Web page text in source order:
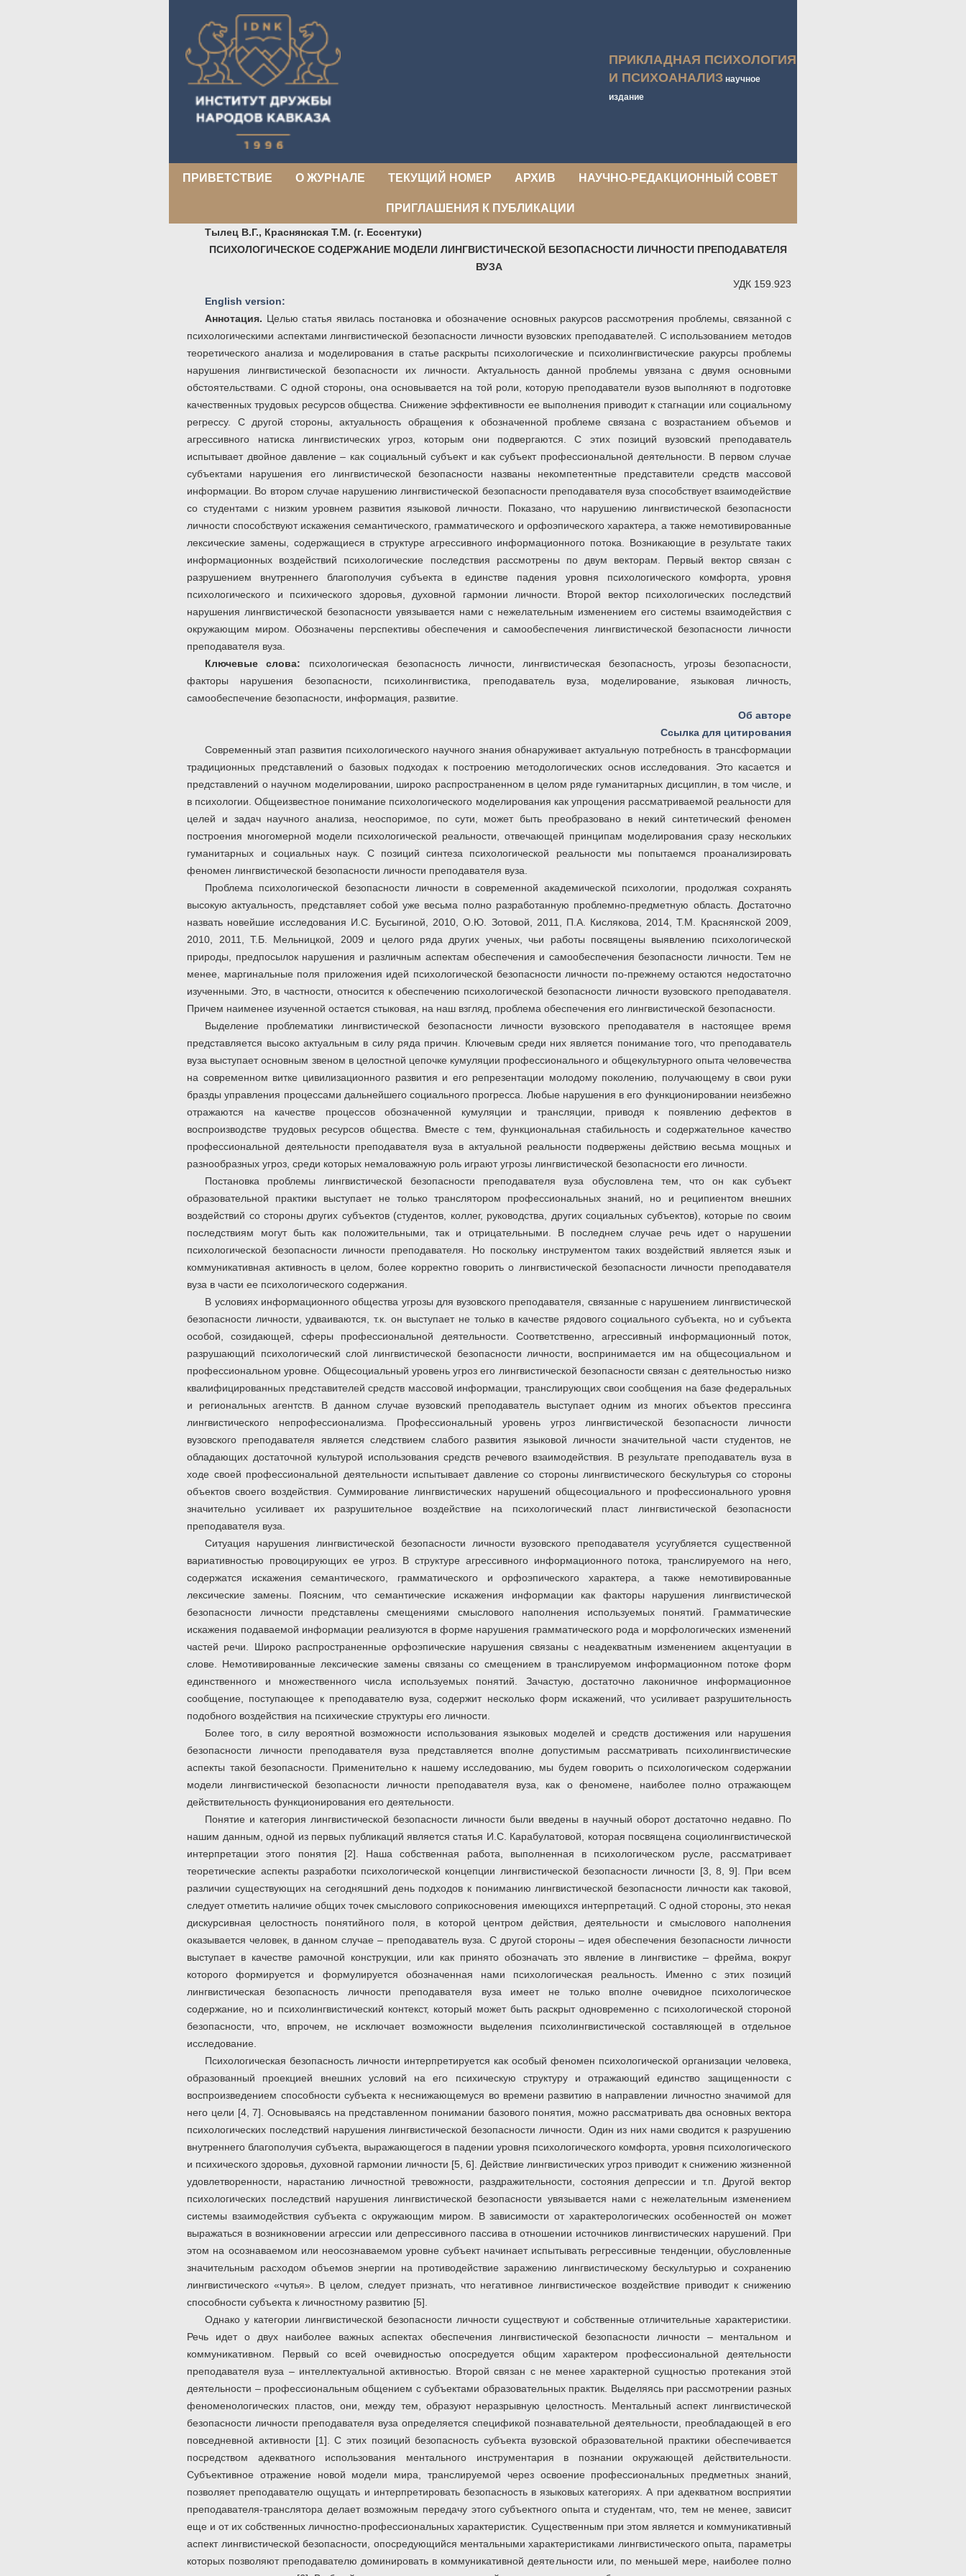
ПРИКЛАДНАЯ ПСИХОЛОГИЯ
И ПСИХОАНАЛИЗ научное
издание
ПРИВЕТСТВИЕ О ЖУРНАЛЕ ТЕКУЩИЙ НОМЕР АРХИВ НАУЧНО-РЕДАКЦИОННЫЙ СОВЕТ
ПРИГЛАШЕНИЯ К ПУБЛИКАЦИИ
Тылец В.Г., Краснянская Т.М. (г. Ессентуки)
ПСИХОЛОГИЧЕСКОЕ СОДЕРЖАНИЕ МОДЕЛИ ЛИНГВИСТИЧЕСКОЙ БЕЗОПАСНОСТИ ЛИЧНОСТИ ПРЕПОДАВАТЕЛЯ
ВУЗА
УДК 159.923
English version:
Аннотация. Целью статья явилась постановка и обозначение основных ракурсов рассмотрения проблемы, связанной с
психологическими аспектами лингвистической безопасности личности вузовских преподавателей. С использованием методов
теоретического анализа и моделирования в статье раскрыты психологические и психолингвистические ракурсы проблемы
нарушения лингвистической безопасности их личности. Актуальность данной проблемы увязана с двумя основными
обстоятельствами. С одной стороны, она основывается на той роли, которую преподаватели вузов выполняют в подготовке
качественных трудовых ресурсов общества. Снижение эффективности ее выполнения приводит к стагнации или социальному
регрессу. С другой стороны, актуальность обращения к обозначенной проблеме связана с возрастанием объемов и
агрессивного натиска лингвистических угроз, которым они подвергаются. С этих позиций вузовский преподаватель
испытывает двойное давление – как социальный субъект и как субъект профессиональной деятельности. В первом случае
субъектами нарушения его лингвистической безопасности названы некомпетентные представители средств массовой
информации. Во втором случае нарушению лингвистической безопасности преподавателя вуза способствует взаимодействие
со студентами с низким уровнем развития языковой личности. Показано, что нарушению лингвистической безопасности
личности способствуют искажения семантического, грамматического и орфоэпического характера, а также немотивированные
лексические замены, содержащиеся в структуре агрессивного информационного потока. Возникающие в результате таких
информационных воздействий психологические последствия рассмотрены по двум векторам. Первый вектор связан с
разрушением внутреннего благополучия субъекта в единстве падения уровня психологического комфорта, уровня
психологического и психического здоровья, духовной гармонии личности. Второй вектор психологических последствий
нарушения лингвистической безопасности увязывается нами с нежелательным изменением его системы взаимодействия с
окружающим миром. Обозначены перспективы обеспечения и самообеспечения лингвистической безопасности личности
преподавателя вуза.
Ключевые слова: психологическая безопасность личности, лингвистическая безопасность, угрозы безопасности,
факторы нарушения безопасности, психолингвистика, преподаватель вуза, моделирование, языковая личность,
самообеспечение безопасности, информация, развитие.
Об авторе
Ссылка для цитирования
Современный этап развития психологического научного знания обнаруживает актуальную потребность в трансформации
традиционных представлений о базовых подходах к построению методологических основ исследования. Это касается и
представлений о научном моделировании, широко распространенном в целом ряде гуманитарных дисциплин, в том числе, и
в психологии. Общеизвестное понимание психологического моделирования как упрощения рассматриваемой реальности для
целей и задач научного анализа, неоспоримое, по сути, может быть преобразовано в некий синтетический феномен
построения многомерной модели психологической реальности, отвечающей принципам моделирования сразу нескольких
гуманитарных и социальных наук. С позиций синтеза психологической реальности мы попытаемся проанализировать
феномен лингвистической безопасности личности преподавателя вуза.
Проблема психологической безопасности личности в современной академической психологии, продолжая сохранять
высокую актуальность, представляет собой уже весьма полно разработанную проблемно-предметную область. Достаточно
назвать новейшие исследования И.С. Бусыгиной, 2010, О.Ю. Зотовой, 2011, П.А. Кислякова, 2014, Т.М. Краснянской 2009,
2010, 2011, Т.Б. Мельницкой, 2009 и целого ряда других ученых, чьи работы посвящены выявлению психологической
природы, предпосылок нарушения и различным аспектам обеспечения и самообеспечения безопасности личности. Тем не
менее, маргинальные поля приложения идей психологической безопасности личности по-прежнему остаются недостаточно
изученными. Это, в частности, относится к обеспечению психологической безопасности личности вузовского преподавателя.
Причем наименее изученной остается стыковая, на наш взгляд, проблема обеспечения его лингвистической безопасности.
Выделение проблематики лингвистической безопасности личности вузовского преподавателя в настоящее время
представляется высоко актуальным в силу ряда причин. Ключевым среди них является понимание того, что преподаватель
вуза выступает основным звеном в целостной цепочке кумуляции профессионального и общекультурного опыта человечества
на современном витке цивилизационного развития и его репрезентации молодому поколению, получающему в свои руки
бразды управления процессами дальнейшего социального прогресса. Любые нарушения в его функционировании неизбежно
отражаются на качестве процессов обозначенной кумуляции и трансляции, приводя к появлению дефектов в
воспроизводстве трудовых ресурсов общества. Вместе с тем, функциональная стабильность и содержательное качество
профессиональной деятельности преподавателя вуза в актуальной реальности подвержены действию весьма мощных и
разнообразных угроз, среди которых немаловажную роль играют угрозы лингвистической безопасности его личности.
Постановка проблемы лингвистической безопасности преподавателя вуза обусловлена тем, что он как субъект
образовательной практики выступает не только транслятором профессиональных знаний, но и реципиентом внешних
воздействий со стороны других субъектов (студентов, коллег, руководства, других социальных субъектов), которые по своим
последствиям могут быть как положительными, так и отрицательными. В последнем случае речь идет о нарушении
психологической безопасности личности преподавателя. Но поскольку инструментом таких воздействий является язык и
коммуникативная активность в целом, более корректно говорить о лингвистической безопасности личности преподавателя
вуза в части ее психологического содержания.
В условиях информационного общества угрозы для вузовского преподавателя, связанные с нарушением лингвистической
безопасности личности, удваиваются, т.к. он выступает не только в качестве рядового социального субъекта, но и субъекта
особой, созидающей, сферы профессиональной деятельности. Соответственно, агрессивный информационный поток,
разрушающий психологический слой лингвистической безопасности личности, воспринимается им на общесоциальном и
профессиональном уровне. Общесоциальный уровень угроз его лингвистической безопасности связан с деятельностью низко
квалифицированных представителей средств массовой информации, транслирующих свои сообщения на базе федеральных
и региональных агентств. В данном случае вузовский преподаватель выступает одним из многих объектов прессинга
лингвистического непрофессионализма. Профессиональный уровень угроз лингвистической безопасности личности
вузовского преподавателя является следствием слабого развития языковой личности значительной части студентов, не
обладающих достаточной культурой использования средств речевого взаимодействия. В результате преподаватель вуза в
ходе своей профессиональной деятельности испытывает давление со стороны лингвистического бескультурья со стороны
объектов своего воздействия. Суммирование лингвистических нарушений общесоциального и профессионального уровня
значительно усиливает их разрушительное воздействие на психологический пласт лингвистической безопасности
преподавателя вуза.
Ситуация нарушения лингвистической безопасности личности вузовского преподавателя усугубляется существенной
вариативностью провоцирующих ее угроз. В структуре агрессивного информационного потока, транслируемого на него,
содержатся искажения семантического, грамматического и орфоэпического характера, а также немотивированные
лексические замены. Поясним, что семантические искажения информации как факторы нарушения лингвистической
безопасности личности представлены смещениями смыслового наполнения используемых понятий. Грамматические
искажения подаваемой информации реализуются в форме нарушения грамматического рода и морфологических изменений
частей речи. Широко распространенные орфоэпические нарушения связаны с неадекватным изменением акцентуации в
слове. Немотивированные лексические замены связаны со смещением в транслируемом информационном потоке форм
единственного и множественного числа используемых понятий. Зачастую, достаточно лаконичное информационное
сообщение, поступающее к преподавателю вуза, содержит несколько форм искажений, что усиливает разрушительность
подобного воздействия на психические структуры его личности.
Более того, в силу вероятной возможности использования языковых моделей и средств достижения или нарушения
безопасности личности преподавателя вуза представляется вполне допустимым рассматривать психолингвистические
аспекты такой безопасности. Применительно к нашему исследованию, мы будем говорить о психологическом содержании
модели лингвистической безопасности личности преподавателя вуза, как о феномене, наиболее полно отражающем
действительность функционирования его деятельности.
Понятие и категория лингвистической безопасности личности были введены в научный оборот достаточно недавно. По
нашим данным, одной из первых публикаций является статья И.С. Карабулатовой, которая посвящена социолингвистической
интерпретации этого понятия [2]. Наша собственная работа, выполненная в психологическом русле, рассматривает
теоретические аспекты разработки психологической концепции лингвистической безопасности личности [3, 8, 9]. При всем
различии существующих на сегодняшний день подходов к пониманию лингвистической безопасности личности как таковой,
следует отметить наличие общих точек смыслового соприкосновения имеющихся интерпретаций. С одной стороны, это некая
дискурсивная целостность понятийного поля, в которой центром действия, деятельности и смыслового наполнения
оказывается человек, в данном случае – преподаватель вуза. С другой стороны – идея обеспечения безопасности личности
выступает в качестве рамочной конструкции, или как принято обозначать это явление в лингвистике – фрейма, вокруг
которого формируется и формулируется обозначенная нами психологическая реальность. Именно с этих позиций
лингвистическая безопасность личности преподавателя вуза имеет не только вполне очевидное психологическое
содержание, но и психолингвистический контекст, который может быть раскрыт одновременно с психологической стороной
безопасности, что, впрочем, не исключает возможности выделения психолингвистической составляющей в отдельное
исследование.
Психологическая безопасность личности интерпретируется как особый феномен психологической организации человека,
образованный проекцией внешних условий на его психическую структуру и отражающий единство защищенности с
воспроизведением способности субъекта к неснижающемуся во времени развитию в направлении личностно значимой для
него цели [4, 7]. Основываясь на представленном понимании базового понятия, можно рассматривать два основных вектора
психологических последствий нарушения лингвистической безопасности личности. Один из них нами сводится к разрушению
внутреннего благополучия субъекта, выражающегося в падении уровня психологического комфорта, уровня психологического
и психического здоровья, духовной гармонии личности [5, 6]. Действие лингвистических угроз приводит к снижению жизненной
удовлетворенности, нарастанию личностной тревожности, раздражительности, состояния депрессии и т.п. Другой вектор
психологических последствий нарушения лингвистической безопасности увязывается нами с нежелательным изменением
системы взаимодействия субъекта с окружающим миром. В зависимости от характерологических особенностей он может
выражаться в возникновении агрессии или депрессивного пассива в отношении источников лингвистических нарушений. При
этом на осознаваемом или неосознаваемом уровне субъект начинает испытывать регрессивные тенденции, обусловленные
значительным расходом объемов энергии на противодействие заражению лингвистическому бескультурью и сохранению
лингвистического «чутья». В целом, следует признать, что негативное лингвистическое воздействие приводит к снижению
способности субъекта к личностному развитию [5].
Однако у категории лингвистической безопасности личности существуют и собственные отличительные характеристики.
Речь идет о двух наиболее важных аспектах обеспечения лингвистической безопасности личности – ментальном и
коммуникативном. Первый со всей очевидностью опосредуется общим характером профессиональной деятельности
преподавателя вуза – интеллектуальной активностью. Второй связан с не менее характерной сущностью протекания этой
деятельности – профессиональным общением с субъектами образовательных практик. Выделяясь при рассмотрении разных
феноменологических пластов, они, между тем, образуют неразрывную целостность. Ментальный аспект лингвистической
безопасности личности преподавателя вуза определяется спецификой познавательной деятельности, преобладающей в его
повседневной активности [1]. С этих позиций безопасность субъекта вузовской образовательной практики обеспечивается
посредством адекватного использования ментального инструментария в познании окружающей действительности.
Субъективное отражение новой модели мира, транслируемой через освоение профессиональных предметных знаний,
позволяет преподавателю ощущать и интерпретировать безопасность в языковых категориях. А при адекватном восприятии
преподавателя-транслятора делает возможным передачу этого субъектного опыта и студентам, что, тем не менее, зависит
еще и от их собственных личностно-профессиональных характеристик. Существенным при этом является и коммуникативный
аспект лингвистической безопасности, опосредующийся ментальными характеристиками лингвистического опыта, параметры
которых позволяют преподавателю доминировать в коммуникативной деятельности или, по меньшей мере, наиболее полно